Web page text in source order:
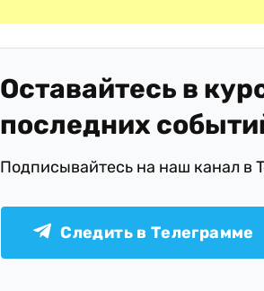
Оставайтесь в
последних
Подписывайтесь на наш канал в
Следить в Телеграмме